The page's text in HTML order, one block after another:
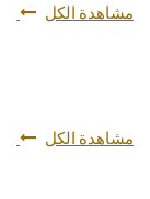
مشاهدة الكل
مشاهدة الكل